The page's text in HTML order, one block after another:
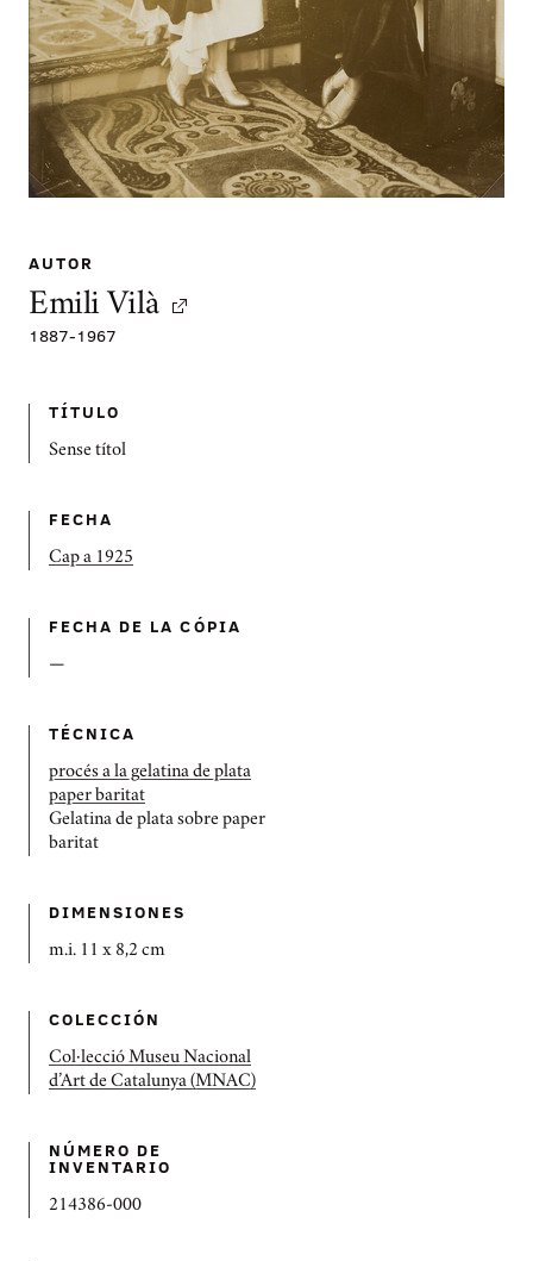
AUTOR
Emili Vilà
1887-1967
TÍTULO
Sense títol
FECHA
Cap a 1925
FECHA DE LA CÓPIA
—
TÉCNICA
procés a la gelatina de plata
paper baritat
Gelatina de plata sobre paper
baritat
DIMENSIONES
m.i. 11 x 8,2 cm
COLECCIÓN
Col·lecció Museu Nacional
d’Art de Catalunya (MNAC)
NÚMERO DE
INVENTARIO
214386-000